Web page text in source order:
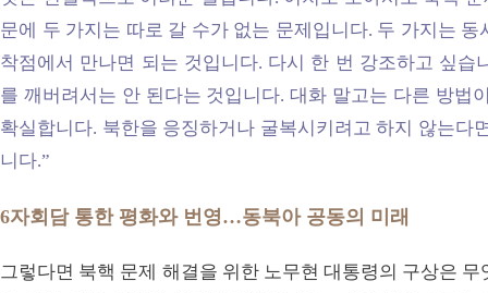
문에 두 가지는 따로 갈 수가 없는 문제입니다. 두 가지는
착점에서 만나면 되는 것입니다. 다시 한 번 강조하고 싶습
를 깨버려서는 안 된다는 것입니다. 대화 말고는 다른 방법
확실합니다. 북한을 응징하거나 굴복시키려고 하지 않는다
니다.”
6자회담 통한 평화와 번영…동북아 공동의 미래
그렇다면 북핵 문제 해결을 위한 노무현 대통령의 구상은